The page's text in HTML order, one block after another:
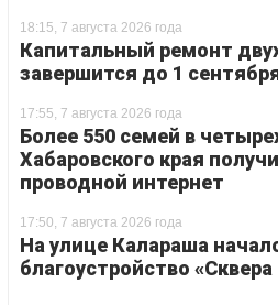
18:15, 7 августа 2026 года
Капитальный ремонт
завершится до 1
17:55, 7 августа 2026 года
Более 550 семей в
Хабаровского края
проводной интернет
17:50, 7 августа 2026 года
На улице Калараша
благоустройство «Сквера